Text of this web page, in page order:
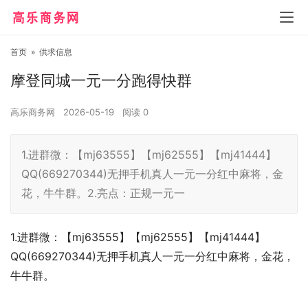
首页 » 供求信息
摩登同城一元一分跑得快群
高乐商务网 2026-05-19 阅读 0
1.进群微：【mj63555】【mj62555】【mj41444】
QQ(669270344)无押手机真人一元一分红中麻将，金
花，牛牛群。2.亮点：正规一元一
1.进群微：【mj63555】【mj62555】【mj41444】
QQ(669270344)无押手机真人一元一分红中麻将，金花，
牛牛群。